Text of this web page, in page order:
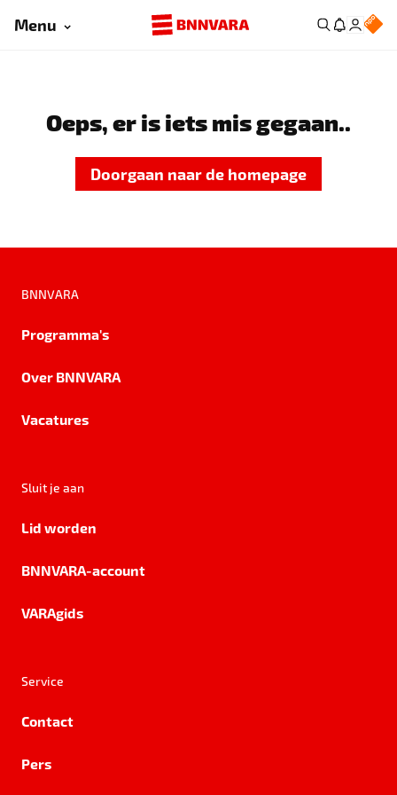
Menu
Oeps, er is iets mis gegaan..
Doorgaan naar de homepage
BNNVARA
Programma's
Over BNNVARA
Vacatures
Sluit je aan
Lid worden
BNNVARA-account
VARAgids
Service
Contact
Pers